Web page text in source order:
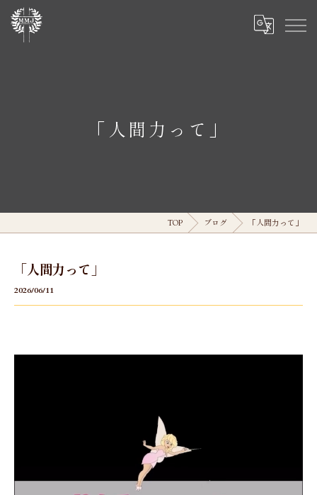
「人間力って」
TOP ブログ 「人間力って」
「人間力って」
2026/06/11